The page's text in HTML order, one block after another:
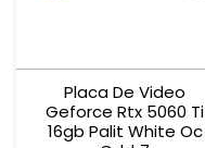
Placa De Video
Geforce Rtx 5060 Ti
16gb Palit White Oc